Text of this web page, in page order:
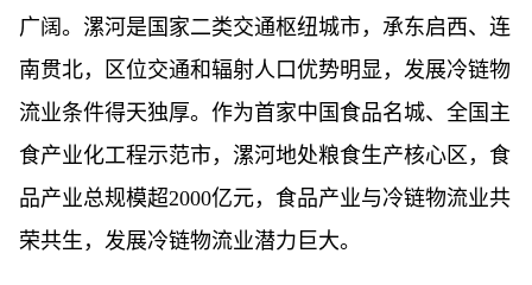
广阔。漯河是国家二类交通枢纽城市，承东启西、连
南贯北，区位交通和辐射人口优势明显，发展冷链物
流业条件得天独厚。作为首家中国食品名城、全国主
食产业化工程示范市，漯河地处粮食生产核心区，食
品产业总规模超2000亿元，食品产业与冷链物流业共
荣共生，发展冷链物流业潜力巨大。